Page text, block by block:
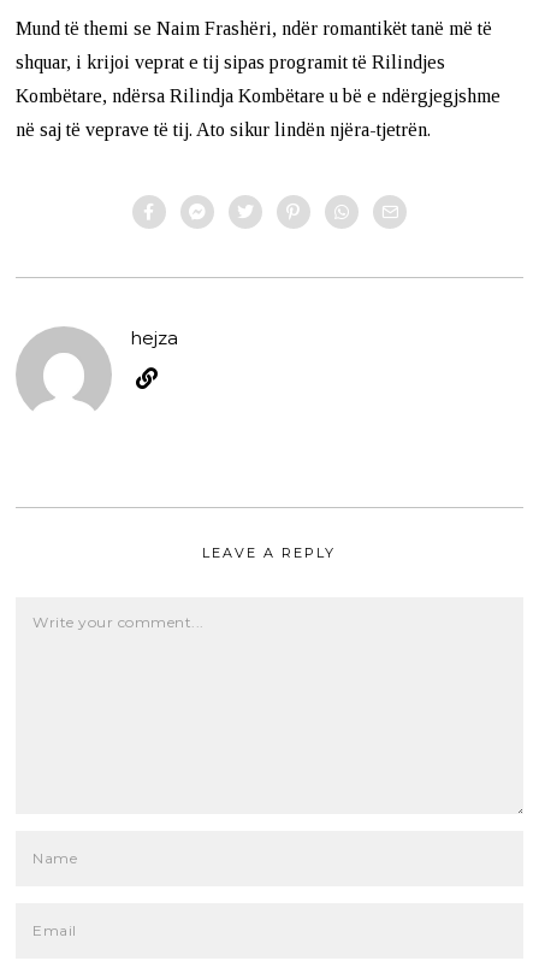
Mund të themi se Naim Frashëri, ndër romantikët tanë më të
shquar, i krijoi veprat e tij sipas programit të Rilindjes
Kombëtare, ndërsa Rilindja Kombëtare u bë e ndërgjegjshme
në saj të veprave të tij. Ato sikur lindën njëra-tjetrën.
hejza
LEAVE A REPLY